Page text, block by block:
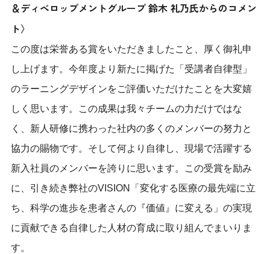
＆ディベロップメントグループ 鈴木 礼乃氏からのコメン
ト〉
この度は栄誉ある賞をいただきましたこと、厚く御礼申
し上げます。今年度より新たに掲げた「受講者自律型」
のラーニングデザインをご評価いただけたことを大変嬉
しく思います。この成果は我々チームの力だけではな
く、新人研修に携わった社内の多くのメンバーの努力と
協力の賜物です。そして何より自律し、現場で活躍する
新入社員のメンバーを誇りに思います。この受賞を励み
に、引き続き弊社のVISION「変化する医療の最先端に立
ち、科学の進歩を患者さんの『価値』に変える」の実現
に貢献できる自律した人材の育成に取り組んでまいりま
す。